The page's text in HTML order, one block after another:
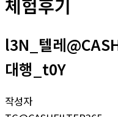
l3N_텔레
대행_t0Y
작성자